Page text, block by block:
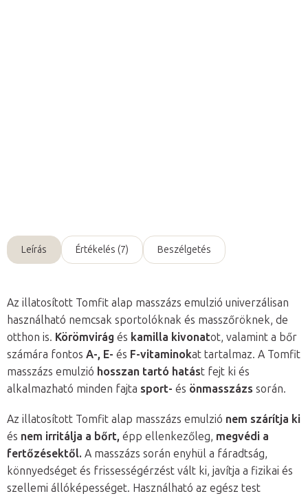
Leírás Értékelés (7) Beszélgetés
Az illatosított Tomfit alap masszázs emulzió univerzálisan
használható nemcsak sportolóknak és masszőröknek, de
otthon is. Körömvirág és kamilla kivonatot, valamint a bőr
számára fontos A-, E- és F-vitaminokat tartalmaz. A Tomfit
masszázs emulzió hosszan tartó hatást fejt ki és
alkalmazható minden fajta sport- és önmasszázs során.
Az illatosított Tomfit alap masszázs emulzió nem szárítja ki
és nem irritálja a bőrt, épp ellenkezőleg, megvédi a
fertőzésektől. A masszázs során enyhül a fáradtság,
könnyedséget és frissességérzést vált ki, javítja a fizikai és
szellemi állóképességet. Használható az egész test